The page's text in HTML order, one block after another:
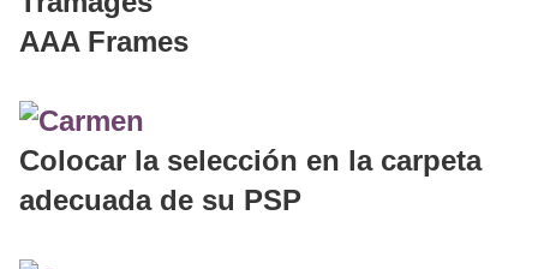
AAA Frames
Colocar la selección en la carpeta
adecuada de su PSP